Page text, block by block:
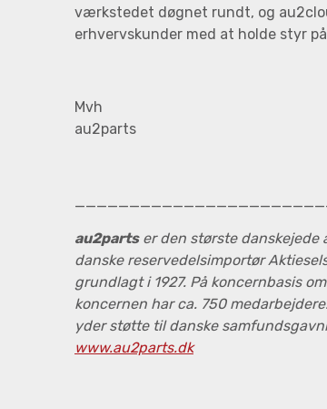
værkstedet døgnet rundt, og
erhvervskunder med at holde styr
Mvh
au2parts
au2partser den største danskejede
danske reservedelsimportør
grundlagt i 1927. På koncernbasis
koncernen har ca. 750
yder støtte til danske
www.au2parts.dk